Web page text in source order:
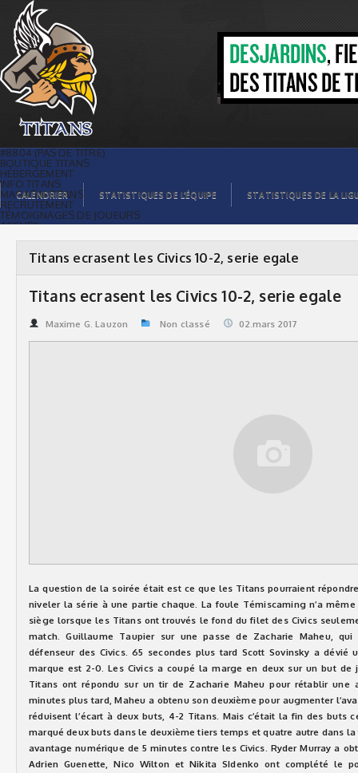
Titans ecrasent les Civics 10-2, serie
egale | Titans de témiscaming
#8804 (PAS DE TITRE)
BOUTIQUE TITANS
HÉBERGEMENT
INFO TITANS
MAGASIN TITANS
RECRUTEMENT
TÉMOIGNAGES DE JOUEURS
ACCUEIL
GALERIE PHOTOS
STATISTIQUES
ORGANISATION
CALENDRIER
COMMANDITAIRES
STATISTIQUES DE LA LIGUE
CALENDRIER STATISTIQUES DE L’ÉQUIPE STATISTIQUES DE LA
Titans ecrasent les Civics 10-2, serie egale
Titans ecrasent les Civics 10-2, serie egale
Maxime G. Lauzon Non classé 02.mars 2017
La question de la soirée était est ce que les Titans pourraient
niveler la série à une partie chaque. La foule Témiscaming n’a
siège lorsque les Titans ont trouvés le fond du filet des Civics
match. Guillaume Taupier sur une passe de Zacharie Maheu,
défenseur des Civics. 65 secondes plus tard Scott Sovinsky a dévié
marque est 2-0. Les Civics a coupé la marge en deux sur un but de
Titans ont répondu sur un tir de Zacharie Maheu pour rétablir une
minutes plus tard, Maheu a obtenu son deuxième pour augmenter
réduisent l’écart à deux buts, 4-2 Titans. Mais c’était la fin des buts
marqué deux buts dans le deuxième tiers temps et quatre autre dans
avantage numérique de 5 minutes contre les Civics. Ryder Murray a
Adrien Guenette, Nico Wilton et Nikita SIdenko ont complété le